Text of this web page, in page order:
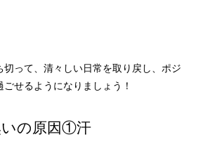
って、清々しい日常を取り戻し、ポジ
せるようになりましょう！
いの原因①汗